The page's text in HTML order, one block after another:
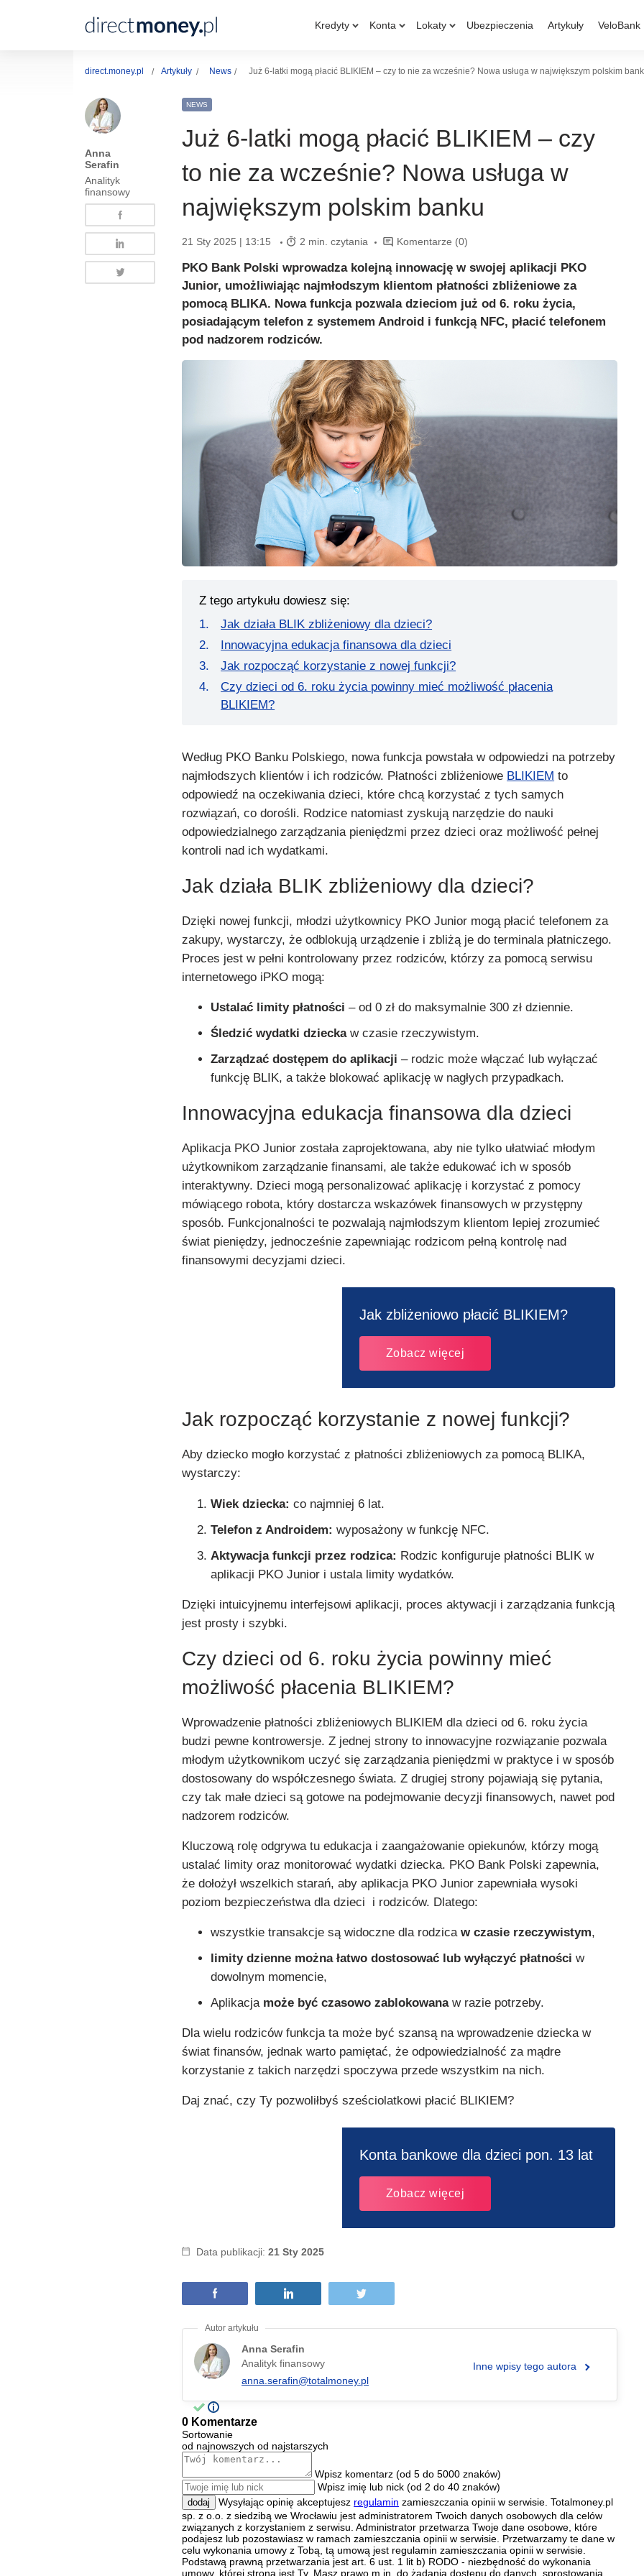
Kredyty Konta Lokaty Ubezpieczenia Artykuły VeloBank
direct.money.pl Artykuły News Już 6-latki mogą płacić BLIKIEM – czy to nie za wcześnie? Nowa usługa w największym polskim
Anna
Serafin
Analityk
finansowy
NEWS
Już 6-latki mogą płacić BLIKIEM – czy
to nie za wcześnie? Nowa usługa w
największym polskim banku
21 Sty 2025 | 13:15 2 min. czytania Komentarze (0)
PKO Bank Polski wprowadza kolejną innowację w swojej aplikacji PKO
Junior, umożliwiając najmłodszym klientom płatności zbliżeniowe za
pomocą BLIKA. Nowa funkcja pozwala dzieciom już od 6. roku życia,
posiadającym telefon z systemem Android i funkcją NFC, płacić telefonem
pod nadzorem rodziców.
Z tego artykułu dowiesz się:
Jak działa BLIK zbliżeniowy dla dzieci?
Innowacyjna edukacja finansowa dla dzieci
Jak rozpocząć korzystanie z nowej funkcji?
Czy dzieci od 6. roku życia powinny mieć możliwość płacenia
BLIKIEM?
Według PKO Banku Polskiego, nowa funkcja powstała w odpowiedzi na potrzeby
najmłodszych klientów i ich rodziców. Płatności zbliżeniowe BLIKIEM to
odpowiedź na oczekiwania dzieci, które chcą korzystać z tych samych
rozwiązań, co dorośli. Rodzice natomiast zyskują narzędzie do nauki
odpowiedzialnego zarządzania pieniędzmi przez dzieci oraz możliwość pełnej
kontroli nad ich wydatkami.
Jak działa BLIK zbliżeniowy dla dzieci?
Dzięki nowej funkcji, młodzi użytkownicy PKO Junior mogą płacić telefonem za
zakupy, wystarczy, że odblokują urządzenie i zbliżą je do terminala płatniczego.
Proces jest w pełni kontrolowany przez rodziców, którzy za pomocą serwisu
internetowego iPKO mogą:
Ustalać limity płatności – od 0 zł do maksymalnie 300 zł dziennie.
Śledzić wydatki dzieckaw czasie rzeczywistym.
Zarządzać dostępem do aplikacji – rodzic może włączać lub wyłączać
funkcję BLIK, a także blokować aplikację w nagłych przypadkach.
Innowacyjna edukacja finansowa dla dzieci
Aplikacja PKO Junior została zaprojektowana, aby nie tylko ułatwiać młodym
użytkownikom zarządzanie finansami, ale także edukować ich w sposób
interaktywny. Dzieci mogą personalizować aplikację i korzystać z pomocy
mówiącego robota, który dostarcza wskazówek finansowych w przystępny
sposób. Funkcjonalności te pozwalają najmłodszym klientom lepiej zrozumieć
świat pieniędzy, jednocześnie zapewniając rodzicom pełną kontrolę nad
finansowymi decyzjami dzieci.
Jak zbliżeniowo płacić BLIKIEM?
Zobacz więcej
Jak rozpocząć korzystanie z nowej funkcji?
Aby dziecko mogło korzystać z płatności zbliżeniowych za pomocą BLIKA,
wystarczy:
Wiek dziecka: co najmniej 6 lat.
Telefon z Androidem: wyposażony w funkcję NFC.
Aktywacja funkcji przez rodzica: Rodzic konfiguruje płatności BLIK w
aplikacji PKO Junior i ustala limity wydatków.
Dzięki intuicyjnemu interfejsowi aplikacji, proces aktywacji i zarządzania funkcją
jest prosty i szybki.
Czy dzieci od 6. roku życia powinny mieć
możliwość płacenia BLIKIEM?
Wprowadzenie płatności zbliżeniowych BLIKIEM dla dzieci od 6. roku życia
budzi pewne kontrowersje. Z jednej strony to innowacyjne rozwiązanie pozwala
młodym użytkownikom uczyć się zarządzania pieniędzmi w praktyce i w sposób
dostosowany do współczesnego świata. Z drugiej strony pojawiają się pytania,
czy tak małe dzieci są gotowe na podejmowanie decyzji finansowych, nawet pod
nadzorem rodziców.
Kluczową rolę odgrywa tu edukacja i zaangażowanie opiekunów, którzy mogą
ustalać limity oraz monitorować wydatki dziecka. PKO Bank Polski zapewnia,
że dołożył wszelkich starań, aby aplikacja PKO Junior zapewniała wysoki
poziom bezpieczeństwa dla dzieci i rodziców. Dlatego:
wszystkie transakcje są widoczne dla rodzicaw czasie rzeczywistym,
limity dzienne można łatwo dostosować lub wyłączyć płatności w
dowolnym momencie,
Aplikacja może być czasowo zablokowanaw razie potrzeby.
Dla wielu rodziców funkcja ta może być szansą na wprowadzenie dziecka w
świat finansów, jednak warto pamiętać, że odpowiedzialność za mądre
korzystanie z takich narzędzi spoczywa przede wszystkim na nich.
Daj znać, czy Ty pozwoliłbyś sześciolatkowi płacić BLIKIEM?
Konta bankowe dla dzieci pon. 13 lat
Zobacz więcej
Data publikacji:21 Sty 2025
Anna Serafin
Analityk finansowy
anna.serafin@totalmoney.pl
Inne wpisy tego autora
0 Komentarze
Sortowanie
od najnowszych od najstarszych
Wpisz komentarz (od 5 do 5000 znaków)
Wpisz imię lub nick (od 2 do 40 znaków)
dodaj Wysyłając opinię akceptujesz regulamin zamieszczania opinii w serwisie. Totalmoney.pl
sp. z o.o. z siedzibą we Wrocławiu jest administratorem Twoich danych osobowych dla celów
związanych z korzystaniem z serwisu. Administrator przetwarza Twoje dane osobowe, które
podajesz lub pozostawiasz w ramach zamieszczania opinii w serwisie. Przetwarzamy te dane w
celu wykonania umowy z Tobą, tą umową jest regulamin zamieszczania opinii w serwisie.
Podstawą prawną przetwarzania jest art. 6 ust. 1 lit b) RODO - niezbędność do wykonania
umowy, której stroną jest Ty. Masz prawo m.in. do żądania dostępu do danych, sprostowania,